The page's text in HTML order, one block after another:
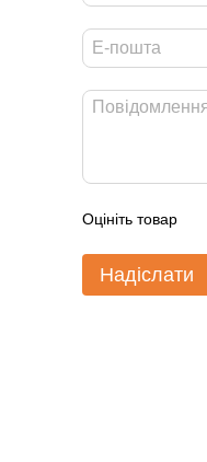
Оцініть товар
Надіслати